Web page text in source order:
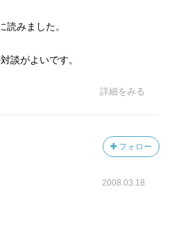
読みました。
談がよいです。
詳細をみる
フォロー
2008.03.18